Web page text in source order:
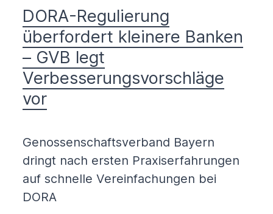
DORA-Regulierung
überfordert kleinere Banken
– GVB legt
Verbesserungsvorschläge
vor
Genossenschaftsverband Bayern
dringt nach ersten Praxiserfahrungen
auf schnelle Vereinfachungen bei
DORA